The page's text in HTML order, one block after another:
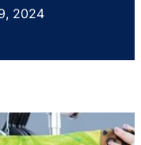
2024